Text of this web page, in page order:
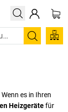
Suchen
es in Ihren
Heizgerätefür